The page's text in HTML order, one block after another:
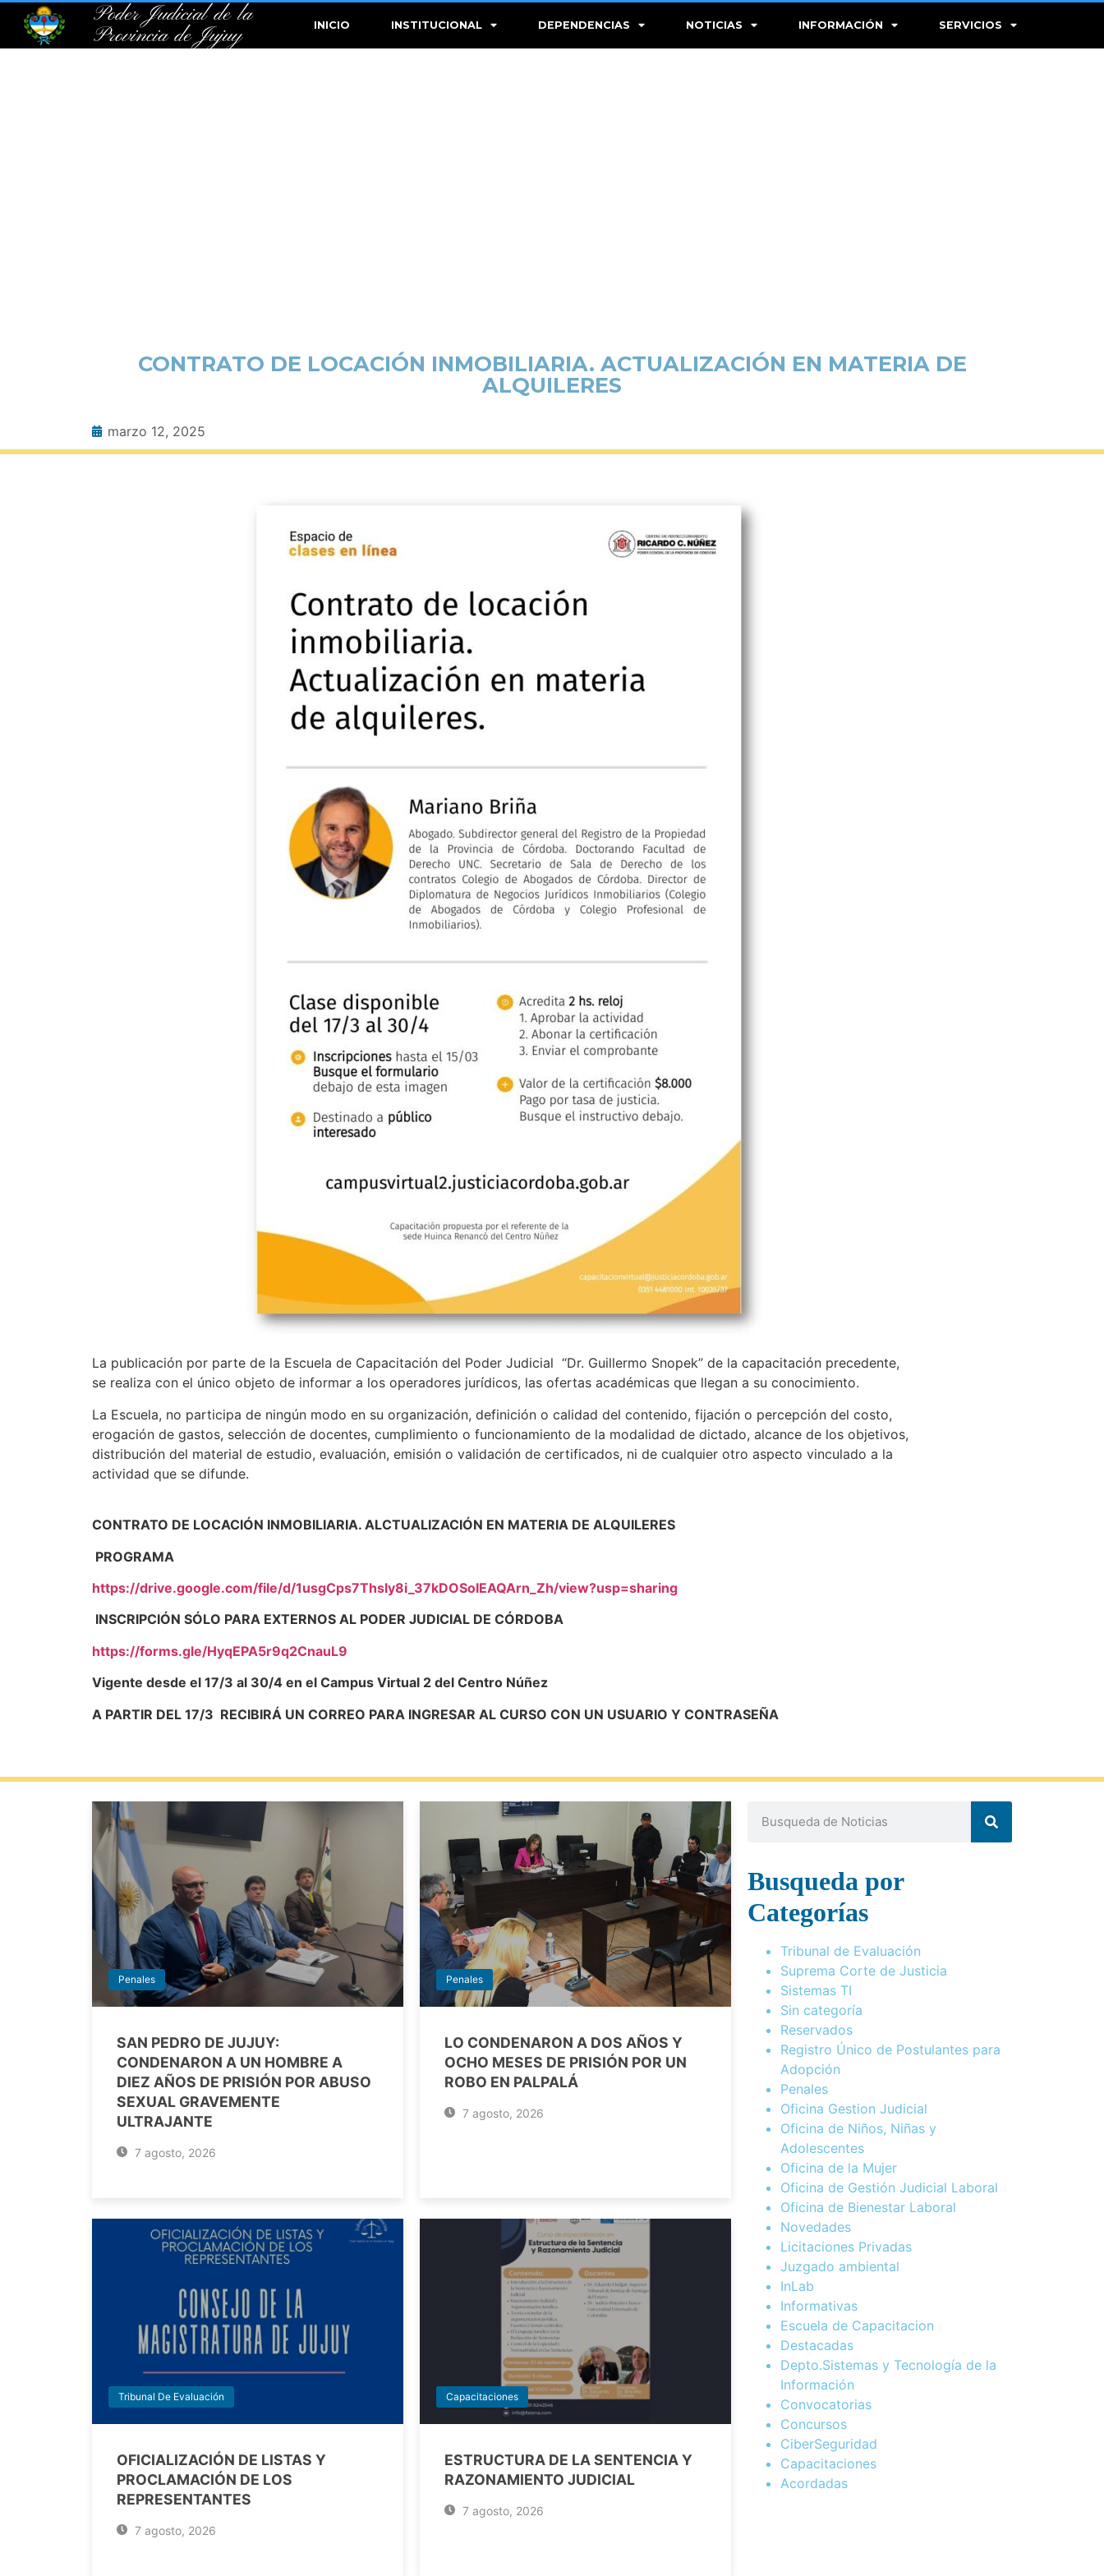
Poder Judicial de la
Provincia de Jujuy
INICIO INSTITUCIONAL DEPENDENCIAS NOTICIAS INFORMACIÓN SERVICIOS
CONTRATO DE LOCACIÓN INMOBILIARIA. ACTUALIZACIÓN EN MATERIA DE
ALQUILERES
marzo 12, 2025
La publicación por parte de la Escuela de Capacitación del Poder Judicial “Dr. Guillermo Snopek” de la capacitación precedente,
se realiza con el único objeto de informar a los operadores jurídicos, las ofertas académicas que llegan a su conocimiento.
La Escuela, no participa de ningún modo en su organización, definición o calidad del contenido, fijación o percepción del costo,
erogación de gastos, selección de docentes, cumplimiento o funcionamiento de la modalidad de dictado, alcance de los objetivos,
distribución del material de estudio, evaluación, emisión o validación de certificados, ni de cualquier otro aspecto vinculado a la
actividad que se difunde.
CONTRATO DE LOCACIÓN INMOBILIARIA. ALCTUALIZACIÓN EN MATERIA DE ALQUILERES
PROGRAMA
https://drive.google.com/file/d/1usgCps7Thsly8i_37kDOSoIEAQArn_Zh/view?usp=sharing
INSCRIPCIÓN SÓLO PARA EXTERNOS AL PODER JUDICIAL DE CÓRDOBA
https://forms.gle/HyqEPA5r9q2CnauL9
Vigente desde el 17/3 al 30/4 en el Campus Virtual 2 del Centro Núñez
A PARTIR DEL 17/3 RECIBIRÁ UN CORREO PARA INGRESAR AL CURSO CON UN USUARIO Y CONTRASEÑA
Penales
SAN PEDRO DE JUJUY:
CONDENARON A UN HOMBRE A
DIEZ AÑOS DE PRISIÓN POR ABUSO
SEXUAL GRAVEMENTE
ULTRAJANTE
7 agosto, 2026
Penales
LO CONDENARON A DOS AÑOS Y
OCHO MESES DE PRISIÓN POR UN
ROBO EN PALPALÁ
7 agosto, 2026
Tribunal De Evaluación
OFICIALIZACIÓN DE LISTAS Y
PROCLAMACIÓN DE LOS
REPRESENTANTES
7 agosto, 2026
Capacitaciones
ESTRUCTURA DE LA SENTENCIA Y
RAZONAMIENTO JUDICIAL
7 agosto, 2026
Busqueda por
Categorías
Tribunal de Evaluación
Suprema Corte de Justicia
Sistemas TI
Sin categoría
Reservados
Registro Único de Postulantes para
Adopción
Penales
Oficina Gestion Judicial
Oficina de Niños, Niñas y
Adolescentes
Oficina de la Mujer
Oficina de Gestión Judicial Laboral
Oficina de Bienestar Laboral
Novedades
Licitaciones Privadas
Juzgado ambiental
InLab
Informativas
Escuela de Capacitacion
Destacadas
Depto.Sistemas y Tecnología de la
Información
Convocatorias
Concursos
CiberSeguridad
Capacitaciones
Acordadas